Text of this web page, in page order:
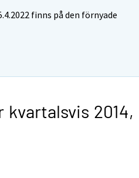
finns på den förnyade
2014,